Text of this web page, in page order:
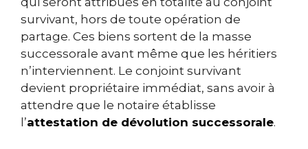
survivant, hors de toute opération de
partage. Ces biens sortent de la masse
successorale avant même que les héritiers
n’interviennent. Le conjoint survivant
devient propriétaire immédiat, sans avoir à
attendre que le notaire établisse
l’attestation de dévolution successorale.